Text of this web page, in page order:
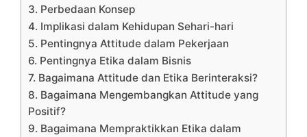
3. Perbedaan Konsep
4. Implikasi dalam Kehidupan Sehari-hari
5. Pentingnya Attitude dalam Pekerjaan
6. Pentingnya Etika dalam Bisnis
7. Bagaimana Attitude dan Etika Berinteraksi?
8. Bagaimana Mengembangkan Attitude yang
Positif?
9. Bagaimana Mempraktikkan Etika dalam